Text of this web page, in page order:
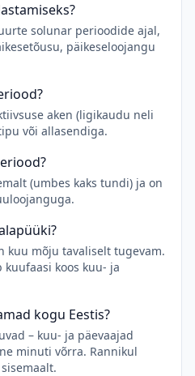
solunar perioodide ajal,
päikeseloojangu
aken (ligikaudu neli
või allasendiga.
(umbes kaks tundi) ja on
kuu mõju tavaliselt tugevam.
koos kuu- ja
kogu Eestis?
– kuu- ja päevaajad
minuti võrra. Rannikul